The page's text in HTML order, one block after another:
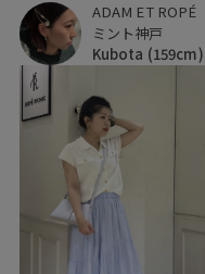
ADAM ET ROPÉ
ミント神戸
Kubota (159cm)